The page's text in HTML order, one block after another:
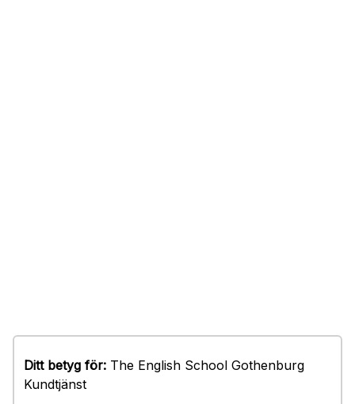
Ditt betyg för: The English School Gothenburg
Kundtjänst